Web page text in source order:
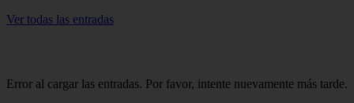
Ver todas las entradas
Error al cargar las entradas. Por favor, intente nuevamente más tarde.